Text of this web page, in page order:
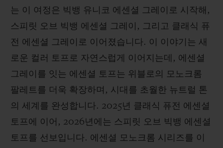
는 이 여정은 빅뱅 유니코 에센셜 그레이로 시작해,
스피릿 오브 빅뱅 에센셜 그레이, 그리고 클래식 퓨
전 에센셜 그레이로 이어졌습니다. 이 이야기는 새
로운 컬러 토프로 자연스럽게 이어지는데, 에센셜
그레이를 잇는 에센셜 토프는 위블로의 모노크롬
팔레트를 더욱 확장하며, 시대를 초월한 뉴트럴 톤
의 세계를 완성합니다. 2025년 클래식 퓨전 에센셜
토프에 이어, 2026년에는 스피릿 오브 빅뱅 에센셜
토프를 선보입니다. 에센셜 모노크롬 시리즈를 이